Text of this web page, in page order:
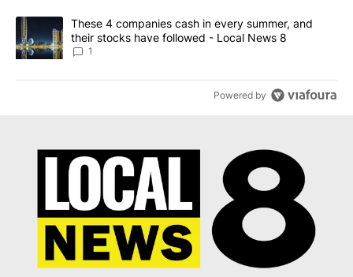
A trending article titled "These 4 companies cash in every
These 4 companies cash in every summer, and
their stocks have followed - Local News 8
1
Powered by